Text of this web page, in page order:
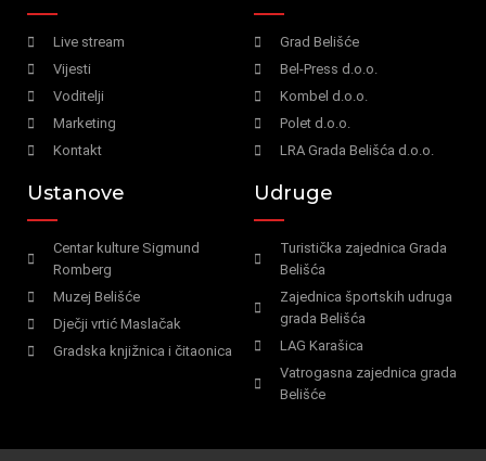
Live stream
Vijesti
Voditelji
Marketing
Kontakt
Grad Belišće
Bel-Press d.o.o.
Kombel d.o.o.
Polet d.o.o.
LRA Grada Belišća d.o.o.
Ustanove
Centar kulture Sigmund
Romberg
Muzej Belišće
Dječji vrtić Maslačak
Gradska knjižnica i čitaonica
Udruge
Turistička zajednica Grada
Belišća
Zajednica športskih udruga
grada Belišća
LAG Karašica
Vatrogasna zajednica grada
Belišće